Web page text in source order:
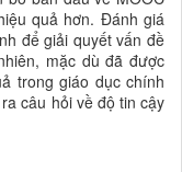
quả hơn. Đánh giá
để giải quyết vấn đề
mặc dù đã được
trong giáo dục chính
câu hỏi về độ tin cậy